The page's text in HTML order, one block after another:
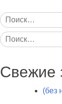
Найти:
Найти:
Свежие
(без